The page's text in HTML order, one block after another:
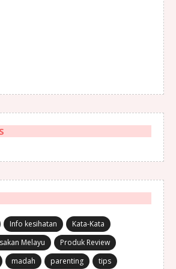
Info kesihatan
Kata-Kata
Melayu
Produk Review
madah parenting tips